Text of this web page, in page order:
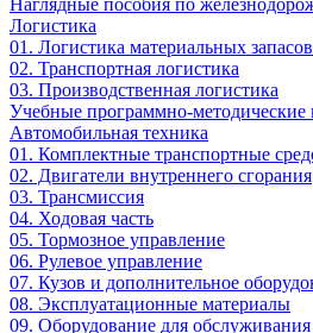
Наглядные пособия по
Логистика
01. Логистика материальных запасов
02. Транспортная логистика
03. Производственная логистика
Учебные программно-методические
Автомобильная техника
01. Комплектные транспортные
02. Двигатели внутреннего сгорания
03. Трансмиссия
04. Ходовая часть
05. Тормозное управление
06. Рулевое управление
07. Кузов и дополнительное
08. Эксплуатационные материалы
09. Оборудование для